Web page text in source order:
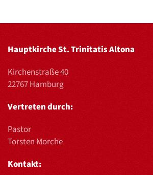
Hauptkirche St. Trinitatis Altona
Kirchenstraße 40
22767 Hamburg
Vertreten durch:
Pastor
Torsten Morche
Kontakt: